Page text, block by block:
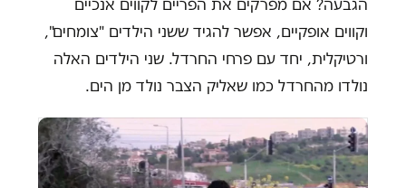
הגבעה? אם מפרקים את הפריים לקווים אנכיים
וקווים אופקיים, אפשר להגיד ששני הילדים "צומחים",
ורטיקלית, יחד עם פרחי החרדל. שני הילדים האלה
נולדו מהחרדל כמו שאליק הצבר נולד מן הים.